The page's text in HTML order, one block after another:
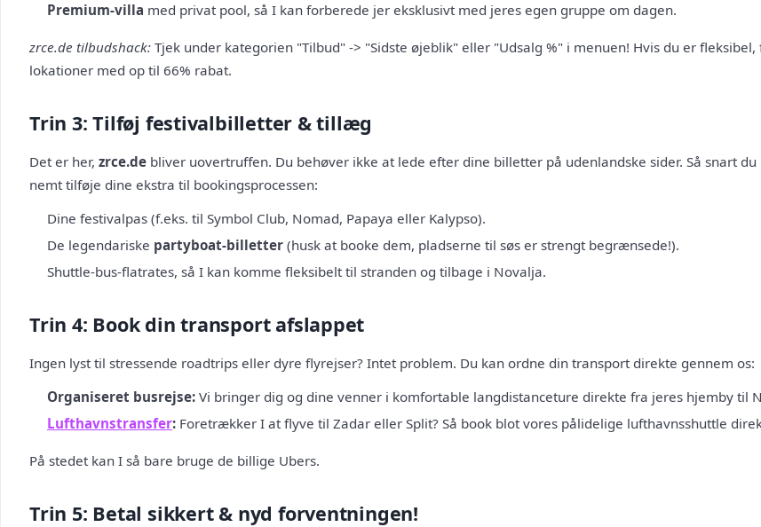
Premium-villa med privat pool, så I kan forberede jer eksklusivt med jeres egen gruppe om dagen.
zrce.de tilbudshack: Tjek under kategorien "Tilbud" -> "Sidste øjeblik" eller "Udsalg %" i menuen! Hvis du er
lokationer med op til 66% rabat.
Trin 3: Tilføj festivalbilletter & tillæg
Det er her, zrce.de bliver uovertruffen. Du behøver ikke at lede efter dine billetter på udenlandske sider. Så snart
nemt tilføje dine ekstra til bookingsprocessen:
Dine festivalpas (f.eks. til Symbol Club, Nomad, Papaya eller Kalypso).
De legendariske partyboat-billetter (husk at booke dem, pladserne til søs er strengt begrænsede!).
Shuttle-bus-flatrates, så I kan komme fleksibelt til stranden og tilbage i Novalja.
Trin 4: Book din transport afslappet
Ingen lyst til stressende roadtrips eller dyre flyrejser? Intet problem. Du kan ordne din transport direkte gennem os:
Organiseret busrejse: Vi bringer dig og dine venner i komfortable langdistanceture direkte fra jeres hjemby til
Lufthavnstransfer: Foretrækker I at flyve til Zadar eller Split? Så book blot vores pålidelige lufthavnsshuttle
På stedet kan I så bare bruge de billige Ubers.
Trin 5: Betal sikkert & nyd forventningen!